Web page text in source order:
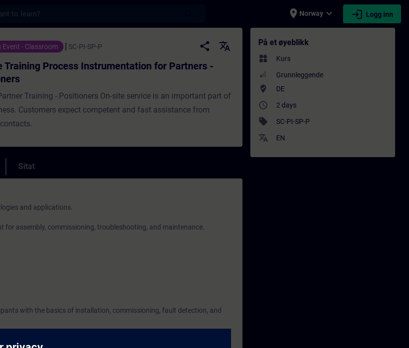
place Norway expand_more login Logg inn
Instrumentation for Partners - Positioners - Opplæring - Opplæring -
Event - Classroom SC-PI-SP-P share
translate
Training Process Instrumentation for Partners -
Training - Positioners On-site service is an important part of
Customers expect competent and fast assistance from
Sitat
and applications.
for assembly, commissioning, troubleshooting, and maintenance.
with the basics of installation, commissioning, fault detection, and
På et øyeblikk
widgets Kurs
Grunnleggende
where_to_vote DE
access_time 2 days
sell SC-PI-SP-P
translate EN